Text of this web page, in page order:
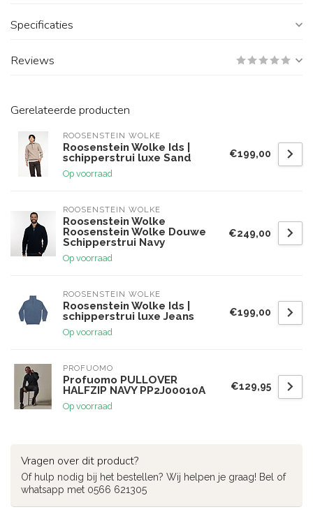
Specificaties
Reviews
Gerelateerde producten
ROOSENSTEIN WOLKE
Roosenstein Wolke Ids |
schipperstrui luxe Sand
Op voorraad
€199,00
ROOSENSTEIN WOLKE
Roosenstein Wolke
Roosenstein Wolke Douwe
Schipperstrui Navy
Op voorraad
€249,00
ROOSENSTEIN WOLKE
Roosenstein Wolke Ids |
schipperstrui luxe Jeans
Op voorraad
€199,00
PROFUOMO
Profuomo PULLOVER
HALFZIP NAVY PP2J00010A
Op voorraad
€129,95
Vragen over dit product?
Of hulp nodig bij het bestellen? Wij helpen je graag! Bel of
whatsapp met 0566 621305